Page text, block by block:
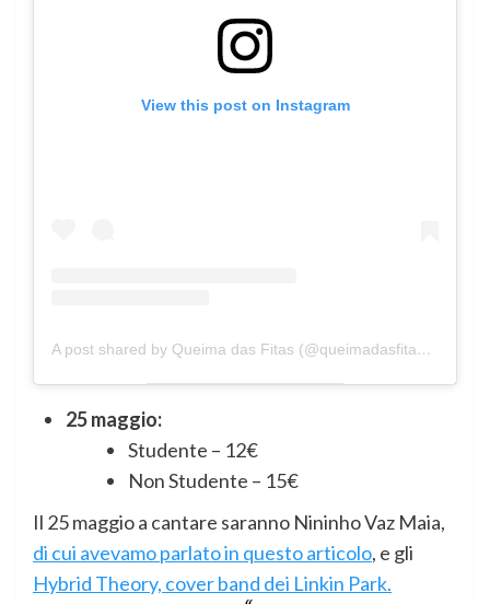
View this post on Instagram
A post shared by Queima das Fitas (@queimadasfitascoimbra)
25 maggio:
Studente – 12€
Non Studente – 15€
Il 25 maggio a cantare saranno Nininho Vaz Maia,
di cui avevamo parlato in questo articolo, e gli
Hybrid Theory, cover band dei Linkin Park.